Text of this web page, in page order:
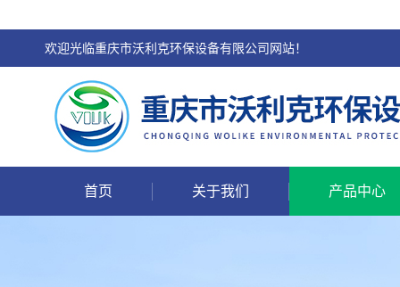
欢迎光临重庆市沃利克环保设备有限公司网站！
首页 关于我们 产品中心